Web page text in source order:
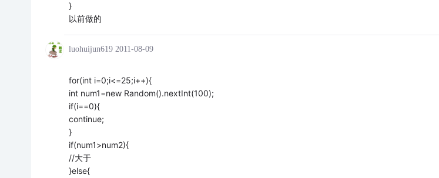
}
以前做的
luohuijun619 2011-08-09
for(int i=0;i<=25;i++){
int num1=new Random().nextInt(100);
if(i==0){
continue;
}
if(num1>num2){
//大于
}else{